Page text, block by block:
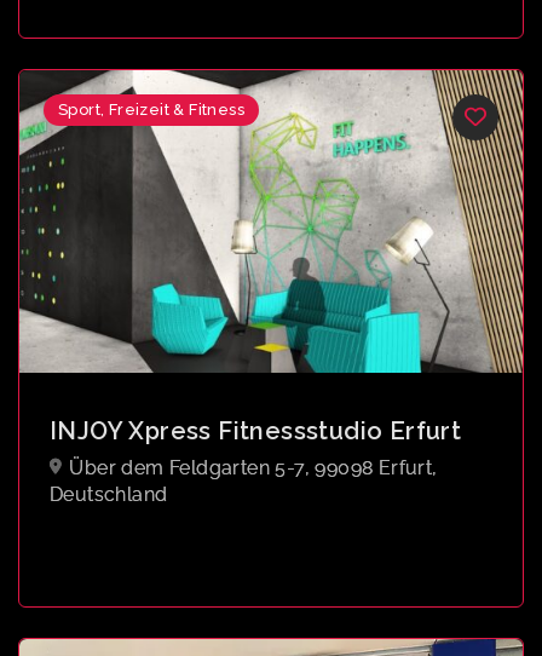
Sport, Freizeit & Fitness
INJOY Xpress Fitnessstudio Erfurt
Über dem Feldgarten 5-7, 99098 Erfurt,
Deutschland